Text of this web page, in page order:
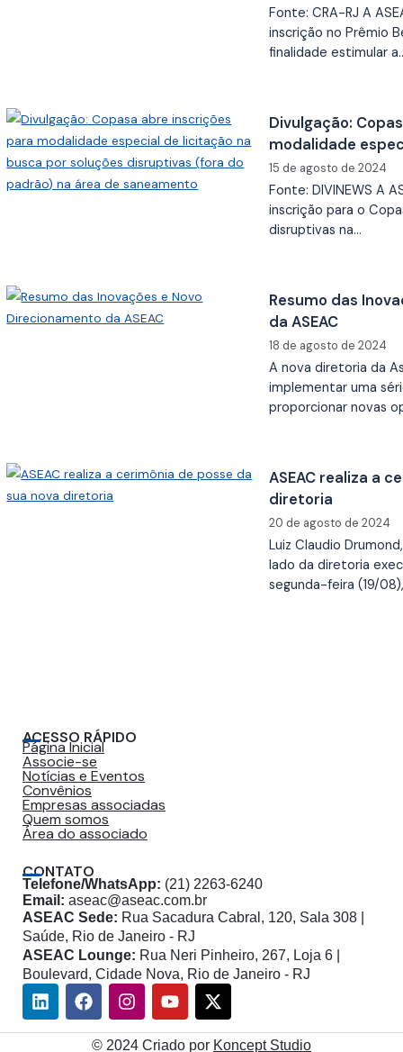
Fonte: CRA-RJ A
inscrição no Prêmio
finalidade estimular
Divulgação:
modalidade
soluções
saneamento
15 de agosto de 2024
Fonte: DIVINEWS A
inscrição para o
disruptivas na…
Resumo das
da ASEAC
18 de agosto de 2024
A nova diretoria da
implementar uma
proporcionar novas
ASEAC realiza a
diretoria
20 de agosto de 2024
Luiz Claudio
lado da diretoria
segunda-feira (19/
ACESSO RÁPIDO
Página Inicial
Associe-se
Notícias e Eventos
Convênios
Empresas associadas
Quem somos
Área do associado
CONTATO
Telefone/WhatsApp: (21) 2263-6240
Email: aseac@aseac.com.br
ASEAC Sede: Rua Sacadura Cabral, 120, Sala 308 |
Saúde, Rio de Janeiro - RJ
ASEAC Lounge: Rua Neri Pinheiro, 267, Loja 6 |
Boulevard, Cidade Nova, Rio de Janeiro - RJ
LinkedinFacebookInstagram
Youtube
X-
twitter
© 2024 Criado por Koncept Studio